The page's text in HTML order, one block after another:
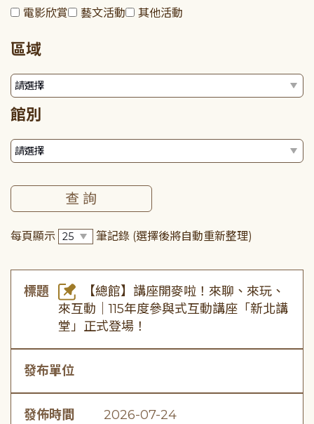
電影欣賞
藝文活動 其他活動
區域
館別
每頁顯示 筆記錄 (選擇後將自動重新整理)
標題
【總館】講座開麥啦！來聊、來玩、
來互動｜115年度參與式互動講座「新北講
堂」正式登場！
發布單位
發佈時間 2026-07-24